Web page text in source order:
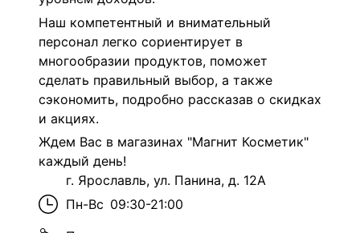
Наш компетентный и внимательный
персонал легко сориентирует в
многообразии продуктов, поможет
сделать правильный выбор, а также
сэкономить, подробно рассказав о скидках
и акциях.
Ждем Вас в магазинах "Магнит Косметик"
каждый день!
г. Ярославль, ул. Панина, д. 12А
Пн-Вс 09:30-21:00